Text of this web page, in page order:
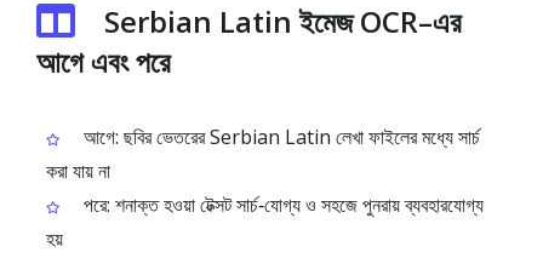
Serbian Latin ইমেজ OCR–এর
আগে এবং পরে
আগে: ছবির ভেতরের Serbian Latin লেখা ফাইলের মধ্যে সার্চ
করা যায় না
পরে: শনাক্ত হওয়া টেক্সট সার্চ‑যোগ্য ও সহজে পুনরায় ব্যবহারযোগ্য
হয়